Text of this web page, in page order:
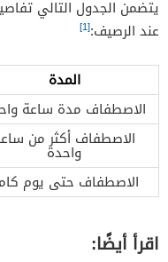
يتضمن الجدول التالي
عند الرصيف:[1]
المدة
الاصطفاف مدة ساعة
الاصطفاف أكثر من
واحدة
الاصطفاف حتى يوم
اقرأ أيضًا: